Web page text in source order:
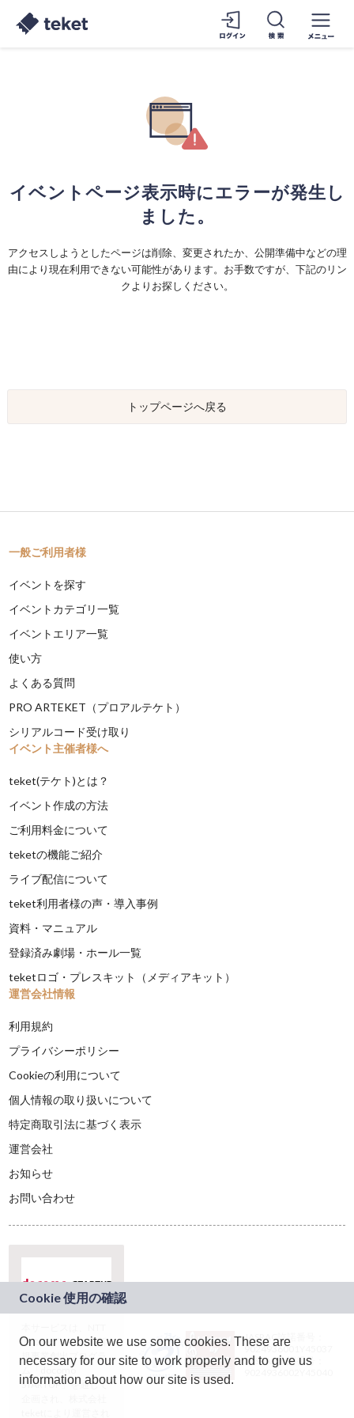
イベントページ表示時にエラーが発生し
ました。
アクセスしようとしたページは削除、変更されたか、公開準備中などの理
由により現在利用できない可能性があります。お手数ですが、下記のリン
クよりお探しください。
トップページへ戻る
一般ご利用者様
イベントを探す
イベントカテゴリ一覧
イベントエリア一覧
使い方
よくある質問
PRO ARTEKET（プロアルテケト）
シリアルコード受け取り
イベント主催者様へ
teket(テケト)とは？
イベント作成の方法
ご利用料金について
teketの機能ご紹介
ライブ配信について
teket利用者様の声・導入事例
資料・マニュアル
登録済み劇場・ホール一覧
teketロゴ・プレスキット（メディアキット）
運営会社情報
利用規約
プライバシーポリシー
Cookieの利用について
個人情報の取り扱いについて
特定商取引法に基づく表示
運営会社
お知らせ
お問い合わせ
ドコモグループの新
規事業創出プログラ
ム「docomo
STARTUP」を通じて
JASRAC許諾番号：
9024936001Y45037
JASRAC許諾番号：
On our website we use some cookies. These are
necessary for our site to work properly and to give us
information about how our site is used.